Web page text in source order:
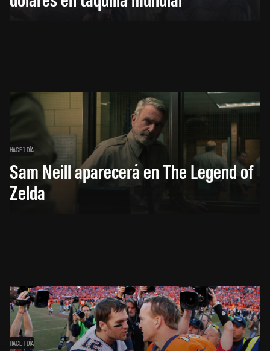
HACE 1 DÍA
Sam Neill aparecerá en The Legend of
Zelda
HACE 1 DÍA